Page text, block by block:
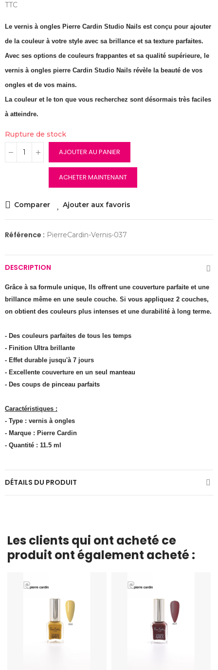
TTC
Le vernis à ongles Pierre Cardin Studio Nails est conçu pour ajouter
de la couleur à votre style avec sa brillance et sa texture parfaites.
Avec ses options de couleurs frappantes et sa qualité supérieure, le
vernis à ongles pierre Cardin Studio Nails révèle la beauté de vos
ongles et de vos mains.
La couleur et le ton que vous recherchez sont désormais très faciles
à atteindre.
Rupture de stock
AJOUTER AU PANIER
ACHETER MAINTENANT
Comparer Ajouter aux favoris
Référence : PierreCardin-Vernis-037
DESCRIPTION
Grâce à sa formule unique, Ils offrent une couverture parfaite et une
brillance même en une seule couche. Si vous appliquez 2 couches,
on obtient des couleurs plus intenses et une durabilité à long terme.
- Des couleurs parfaites de tous les temps
- Finition Ultra brillante
- Effet durable jusqu'à 7 jours
- Excellente couverture en un seul manteau
- Des coups de pinceau parfaits
Caractéristiques :
- Type : vernis à ongles
- Marque : Pierre Cardin
- Quantité : 11.5 ml
DÉTAILS DU PRODUIT
Les clients qui ont acheté ce
produit ont également acheté :